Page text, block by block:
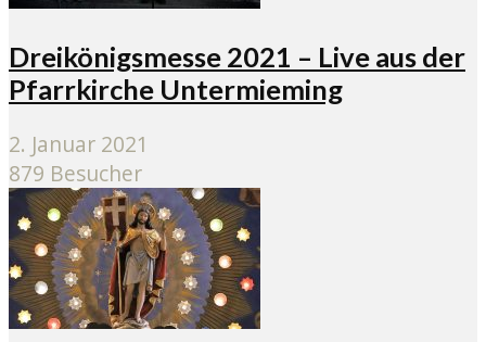
Dreikönigsmesse 2021 – Live aus der
Pfarrkirche Untermieming
2. Januar 2021
879 Besucher